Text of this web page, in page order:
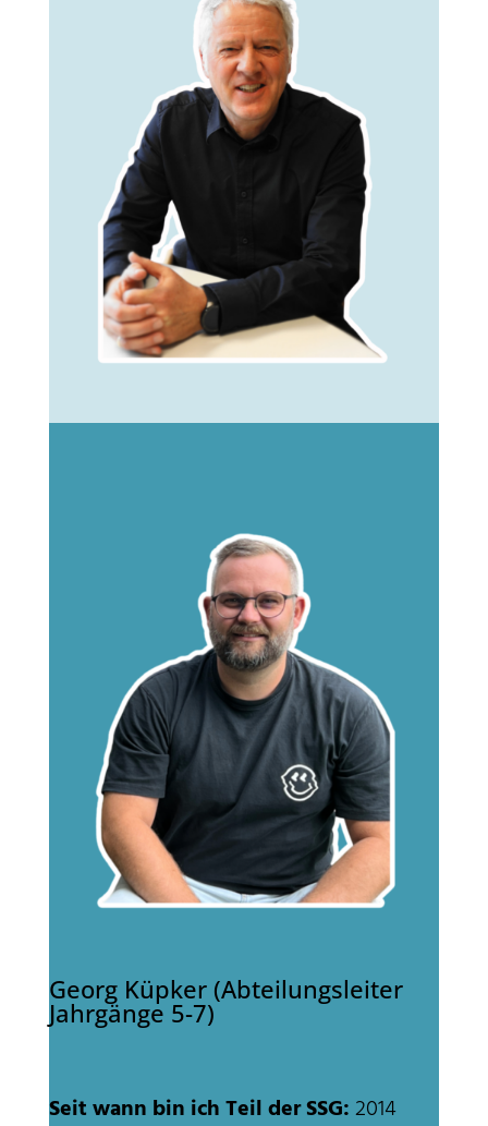
Georg Küpker (Abteilungsleiter
Jahrgänge 5-7)
Seit wann bin ich Teil der SSG:2014